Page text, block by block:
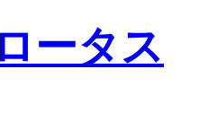
ータス